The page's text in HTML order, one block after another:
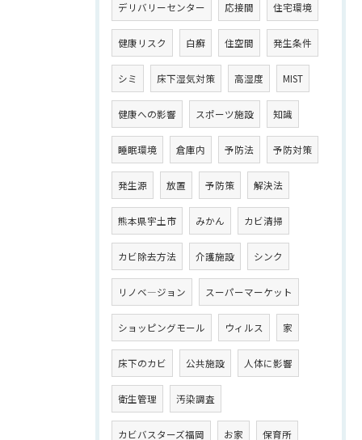
デリバリーセンター 応接間 住宅環境
健康リスク 白癬 住空間 発生条件
シミ 床下湿気対策 高湿度 MIST
健康への影響 スポーツ施設 知識
睡眠環境 倉庫内 予防法 予防対策
発生源 放置 予防策 解決法
熊本県宇土市 みかん カビ清掃
カビ除去方法 介護施設 シンク
リノベ―ジョン スーパーマーケット
ショッピングモール ウィルス 家
床下のカビ 公共施設 人体に影響
衛生管理 汚染調査
カビバスターズ福岡 お家 保育所